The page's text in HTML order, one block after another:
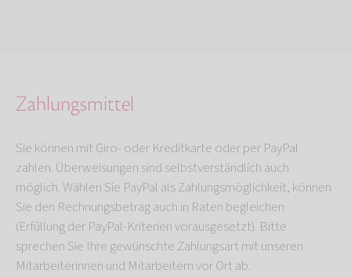
Zahlungsmittel
Sie können mit Giro- oder Kreditkarte oder per PayPal
zahlen. Überweisungen sind selbstverständlich auch
möglich. Wählen Sie PayPal als Zahlungsmöglichkeit, können
Sie den Rechnungsbetrag auch in Raten begleichen
(Erfüllung der PayPal-Kriterien vorausgesetzt). Bitte
sprechen Sie Ihre gewünschte Zahlungsart mit unseren
Mitarbeiterinnen und Mitarbeitern vor Ort ab.